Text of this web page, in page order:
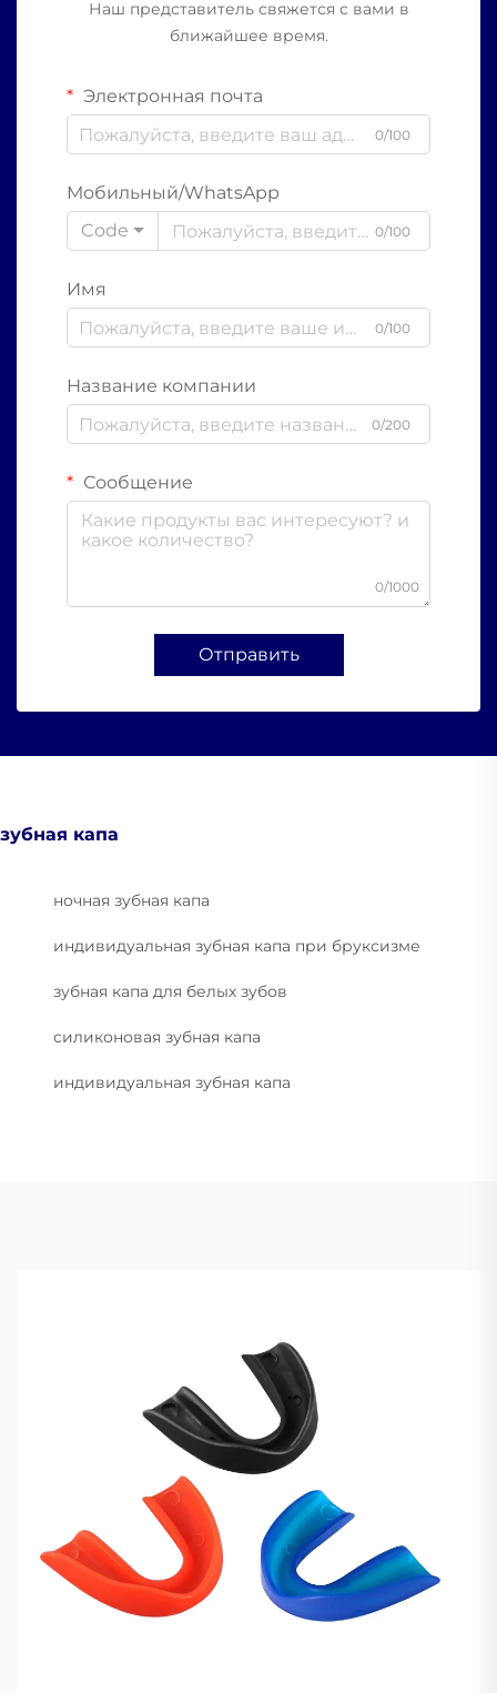
Наш представитель свяжется с вами в
ближайшее время.
Электронная почта
0/100
Мобильный/WhatsApp
Code
0/100
Имя
0/100
Название компании
0/200
Сообщение
0/1000
Отправить
зубная капа
ночная зубная капа
индивидуальная зубная капа при бруксизме
зубная капа для белых зубов
силиконовая зубная капа
индивидуальная зубная капа